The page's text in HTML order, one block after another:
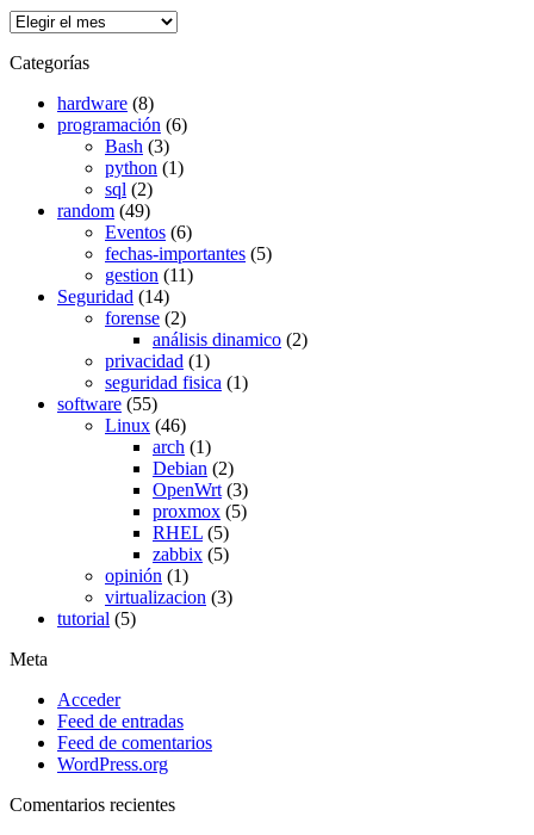
Archivos
Categorías
hardware (8)
programación (6)
Bash (3)
python (1)
sql (2)
random (49)
Eventos (6)
fechas-importantes (5)
gestion (11)
Seguridad (14)
forense (2)
análisis dinamico (2)
privacidad (1)
seguridad fisica (1)
software (55)
Linux (46)
arch (1)
Debian (2)
OpenWrt (3)
proxmox (5)
RHEL (5)
zabbix (5)
opinión (1)
virtualizacion (3)
tutorial (5)
Meta
Acceder
Feed de entradas
Feed de comentarios
WordPress.org
Comentarios recientes